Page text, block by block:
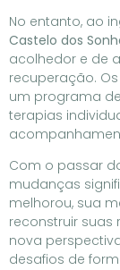
No entanto, ao
Castelo dos
acolhedor e de
recuperação.
um programa
terapias
Com o passar
mudanças
melhorou, sua
reconstruir suas
nova
desafios de